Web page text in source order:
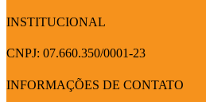
INSTITUCIONAL
CNPJ: 07.660.350/0001-23
INFORMAÇÕES DE CONTATO